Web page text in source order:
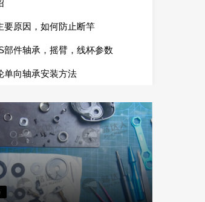
PYL虫洞路亚达成合作，获
要原因，如何防止断竿
部件轴承，摇臂，线杯参数
单向轴承安装方法